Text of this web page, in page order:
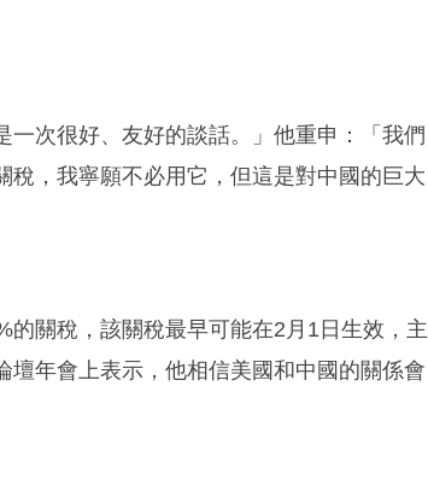
次很好、友好的談話。」他重申：「我們
，我寧願不必用它，但這是對中國的巨大
關稅，該關稅最早可能在2月1日生效，主
年會上表示，他相信美國和中國的關係會